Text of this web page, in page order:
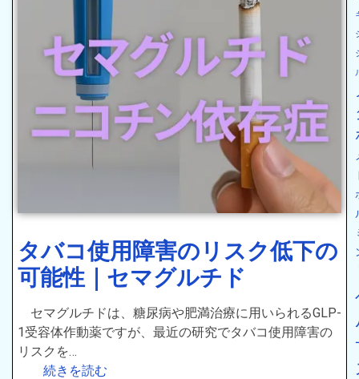
タバコ使用障害のリスク低下の
可能性｜セマグルチド
セマグルチドは、糖尿病や肥満治療に用いられるGLP-
1受容体作動薬ですが、最近の研究でタバコ使用障害の
リスクを…
続きを読む